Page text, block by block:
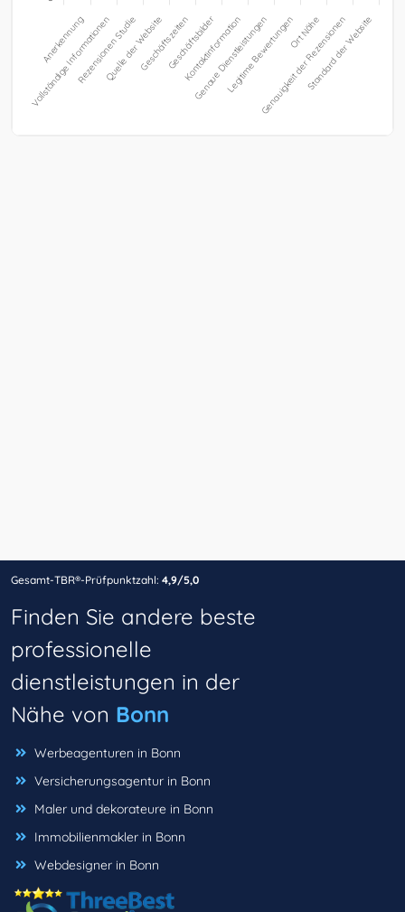
Gesamt-TBR®-Prüfpunktzahl: 4,9/5,0
Finden Sie andere beste
professionelle
dienstleistungen in der
Nähe von Bonn
Werbeagenturen in Bonn
Versicherungsagentur in Bonn
Maler und dekorateure in Bonn
Immobilienmakler in Bonn
Webdesigner in Bonn